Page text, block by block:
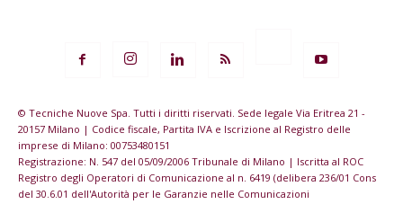
© Tecniche Nuove Spa. Tutti i diritti riservati. Sede legale Via Eritrea 21 -
20157 Milano | Codice fiscale, Partita IVA e Iscrizione al Registro delle
imprese di Milano: 00753480151
Registrazione: N. 547 del 05/09/2006 Tribunale di Milano | Iscritta al ROC
Registro degli Operatori di Comunicazione al n. 6419 (delibera 236/01 Cons
del 30.6.01 dell'Autorità per le Garanzie nelle Comunicazioni